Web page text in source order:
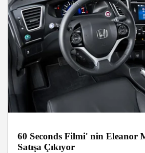
60 Seconds Filmi' nin Eleanor
Satışa Çıkıyor